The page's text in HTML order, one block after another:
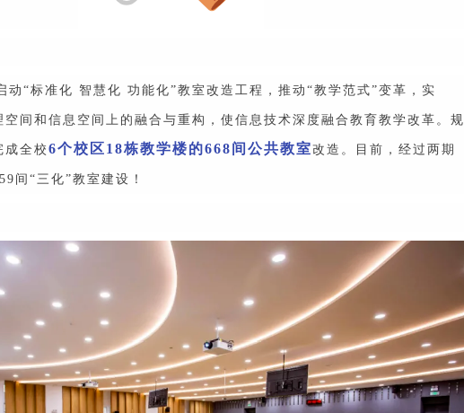
动“标准化 智慧化 功能化”教室改造工程，推动“教学范式”变革，实
空间和信息空间上的融合与重构，使信息技术深度融合教育教学改革。规
成全校 6个校区18栋教学楼的668间公共教室改造。目前，经过两期
间“三化”教室建设！